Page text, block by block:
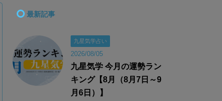
最新記事
九星気学占い
2026/08/05
九星気学 今月の運勢ラン
キング【8月（8月7日～9
月6日）】